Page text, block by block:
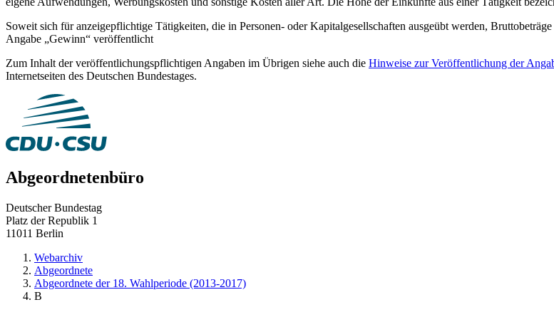
Soweit sich für anzeigepflichtige Tätigkeiten, die in Personen- oder Kapitalgesellschaften ausgeübt werden,
Angabe „Gewinn“ veröffentlicht
Zum Inhalt der veröffentlichungspflichtigen Angaben im Übrigen siehe auch die Hinweise zur Veröffentlichung der
Internetseiten des Deutschen Bundestages.
Abgeordnetenbüro
Deutscher Bundestag
Platz der Republik 1
11011 Berlin
Webarchiv
Abgeordnete
Abgeordnete der 18. Wahlperiode (2013-2017)
B